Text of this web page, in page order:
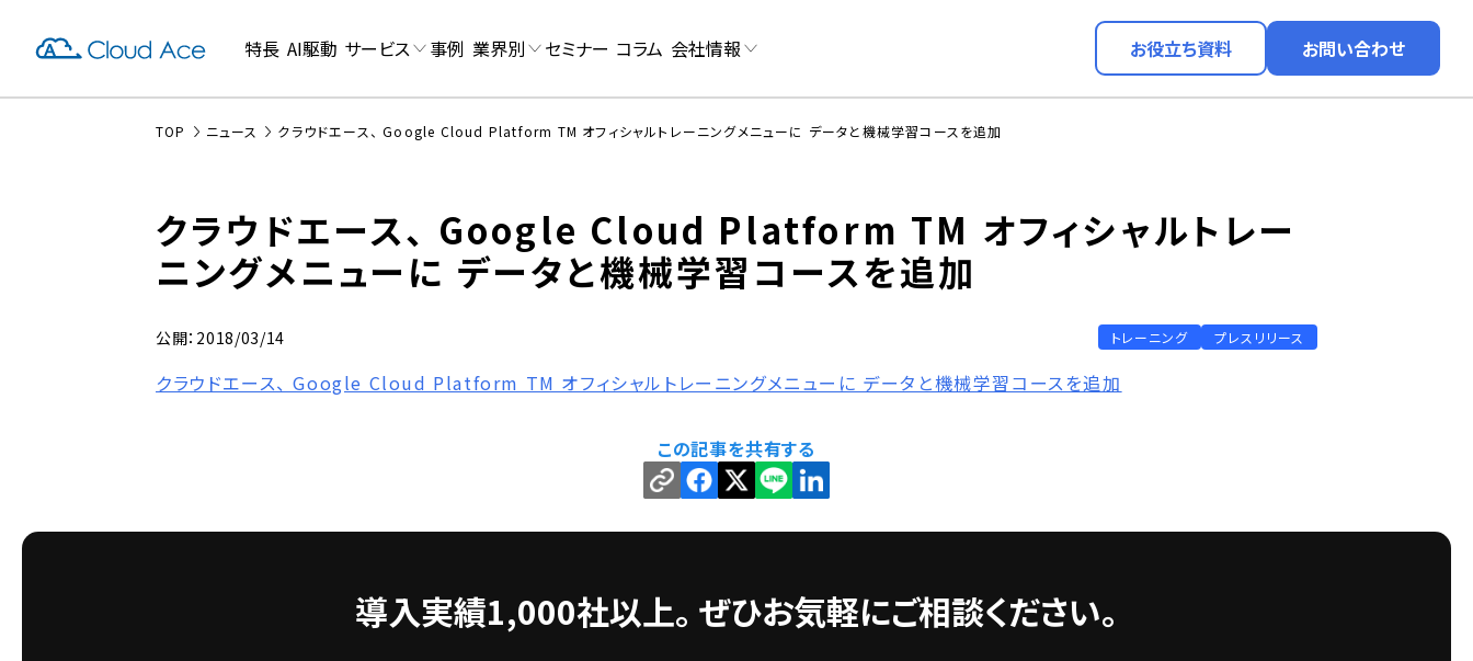
特長 AI駆動 サービス 事例 業界別 セミナー コラム 会社情報 お役立ち資料 お問い合わせ
TOP ニュース クラウドエース、 Google Cloud Platform TM オフィシャルトレーニングメニューに データと機械学習コースを追加
クラウドエース、 Google Cloud Platform TM オフィシャルトレー
ニングメニューに データと機械学習コースを追加
公開：2018/03/14 トレーニング プレスリリース
クラウドエース、 Google Cloud Platform TM オフィシャルトレーニングメニューに データと機械学習コースを追加
この記事を共有する
導入実績1,000社以上。 ぜひお気軽にご相談ください。